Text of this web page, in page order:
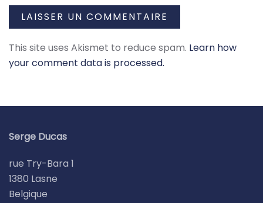
LAISSER UN COMMENTAIRE
This site uses Akismet to reduce spam. Learn how
your comment data is processed.
Serge Ducas
rue Try-Bara 1
1380 Lasne
Belgique